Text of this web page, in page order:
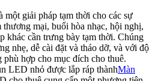
giải pháp tạm thời cho các sự
mại, buổi hòa nhạc, hội nghị,
khác cần trưng bày tạm thời. Chúng
nhẹ, dễ cài đặt và tháo dỡ, và với độ
phù hợp cho mục đích cho thuê.
LED nhỏ được lắp ráp thànhMàn